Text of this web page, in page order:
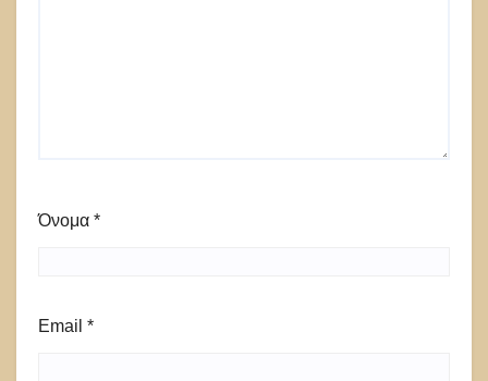
Όνομα *
Email *